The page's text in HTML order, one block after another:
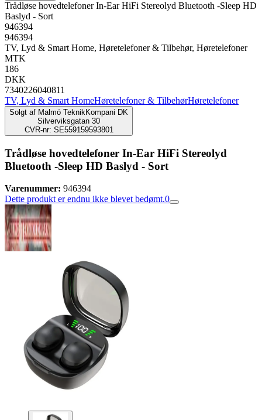
Trådløse hovedtelefoner In-Ear HiFi Stereolyd Bluetooth -Sleep HD
Baslyd - Sort
946394
946394
TV, Lyd & Smart Home, Høretelefoner & Tilbehør, Høretelefoner
MTK
186
DKK
7340226040811
TV, Lyd & Smart HomeHøretelefoner & TilbehørHøretelefoner
Solgt af Malmö TeknikKompani DK
Silverviksgatan 30
CVR-nr: SE559159593801
Trådløse hovedtelefoner In-Ear HiFi Stereolyd
Bluetooth -Sleep HD Baslyd - Sort
Varenummer: 946394
Dette produkt er endnu ikke blevet bedømt.0